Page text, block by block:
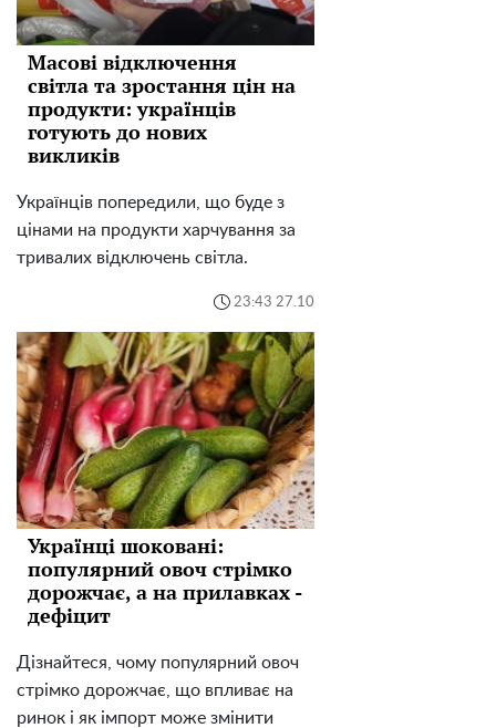
Масові відключення
світла та зростання цін на
продукти: українців
готують до нових
викликів
Українців попередили, що буде з
цінами на продукти харчування за
тривалих відключень світла.
23:43 27.10
Українці шоковані:
популярний овоч стрімко
дорожчає, а на прилавках -
дефіцит
Дізнайтеся, чому популярний овоч
стрімко дорожчає, що впливає на
ринок і як імпорт може змінити